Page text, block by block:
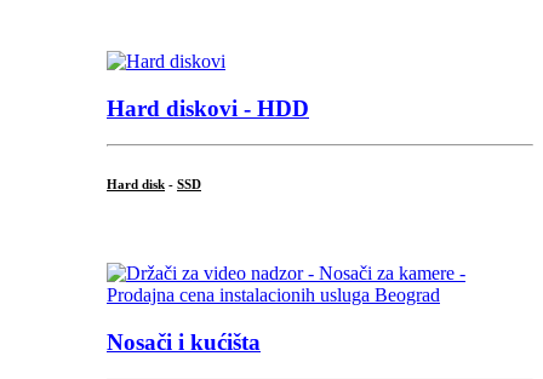
Hard diskovi - HDD
Hard disk - SSD
Nosači i kućišta